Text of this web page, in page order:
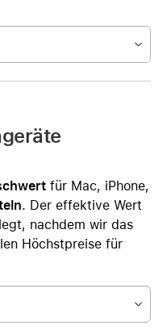
für Mac, iPhone,
. Der effektive Wert
nachdem wir das
Höchstpreise für